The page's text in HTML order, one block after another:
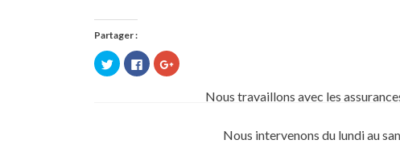
Partager :
Cliquez
pour
partager
Cliquez
pour
partager
Facebook(ouvre
Cliquez
pour
Google+Nous travaillons avec les
Nous intervenons du lundi au